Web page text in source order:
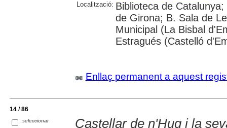
Localització: Biblioteca de
de Girona; B. Sala de
Municipal (La Bisbal
Estragués (Castelló
Enllaç permanent a aquest
14 / 86
seleccionar Castellar de n'Hug i la